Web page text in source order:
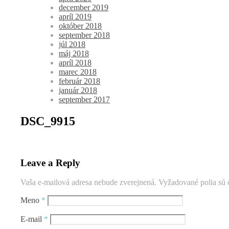
december 2019
apríl 2019
október 2018
september 2018
júl 2018
máj 2018
apríl 2018
marec 2018
február 2018
január 2018
september 2017
DSC_9915
Leave a Reply
Vaša e-mailová adresa nebude zverejnená. Vyžadované polia sú
Meno *
E-mail *